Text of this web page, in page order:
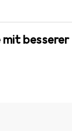
besserer